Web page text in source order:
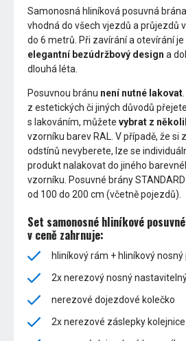
Samonosná hliníková posuvná
vhodná do všech vjezdů a průjezdů
do 6 metrů. Při zavírání a otevírání
elegantní bezúdržbový design a
dlouhá léta.
Posuvnou bránu není nutné lakovat
z estetických či jiných důvodů
s lakováním, můžetevybrat z
vzorníku barev RAL. V případě, že si
odstínů nevyberete, lze se
produkt nalakovat do jiného
vzorníku. Posuvné brány
od 100 do 200 cm (včetně pojezdů).
Set samonosné hliníkové posuvné
v ceně zahrnuje:
hliníkový rám + hliníkový
2x nerezový nosný
nerezové dojezdové kolečko
2x nerezové záslepky kolejnice